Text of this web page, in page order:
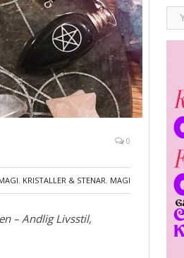
0
, KRISTALLER & STENAR, MAGI
– Andlig Livsstil,